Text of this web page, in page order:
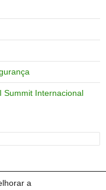
a
Summit Internacional